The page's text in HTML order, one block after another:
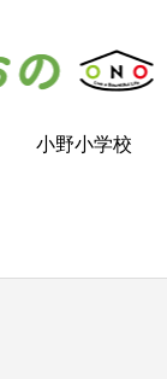
小野小学校